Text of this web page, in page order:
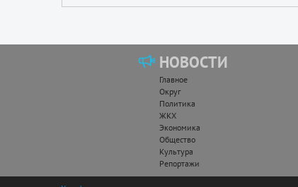
НОВОСТИ
Главное
Округ
Политика
ЖКХ
Экономика
Общество
Культура
Репортажи